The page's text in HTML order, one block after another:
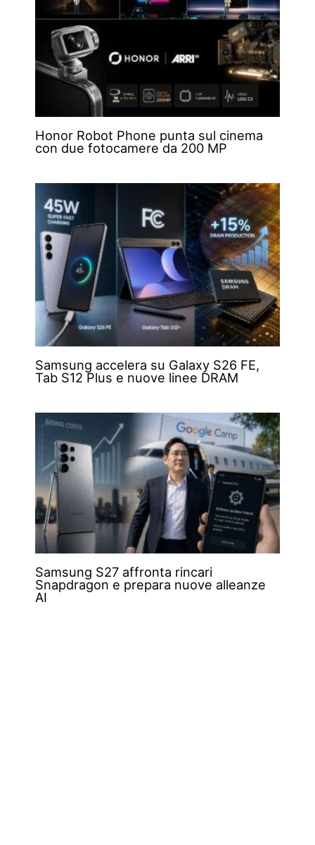
Honor Robot Phone punta sul cinema
con due fotocamere da 200 MP
Samsung accelera su Galaxy S26 FE,
Tab S12 Plus e nuove linee DRAM
Samsung S27 affronta rincari
Snapdragon e prepara nuove alleanze
AI